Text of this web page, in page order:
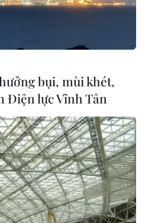
ảnh về học tập
bụi, mùi khét,
Điện lực Vĩnh Tân